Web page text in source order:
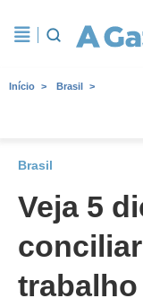
Início Brasil
Brasil
Veja 5